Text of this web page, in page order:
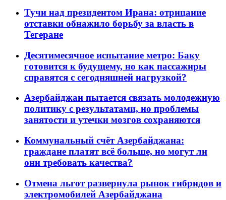
Тучи над президентом Ирана: отрицание
отставки обнажило борьбу за власть в
Тегеране
Десятимесячное испытание метро: Баку
готовится к будущему, но как пассажиры
справятся с сегодняшней нагрузкой?
Азербайджан пытается связать молодежную
политику с результатами, но проблемы
занятости и утечки мозгов сохраняются
Коммунальный счёт Азербайджана:
граждане платят всё больше, но могут ли
они требовать качества?
Отмена льгот развернула рынок гибридов и
электромобилей Азербайджана